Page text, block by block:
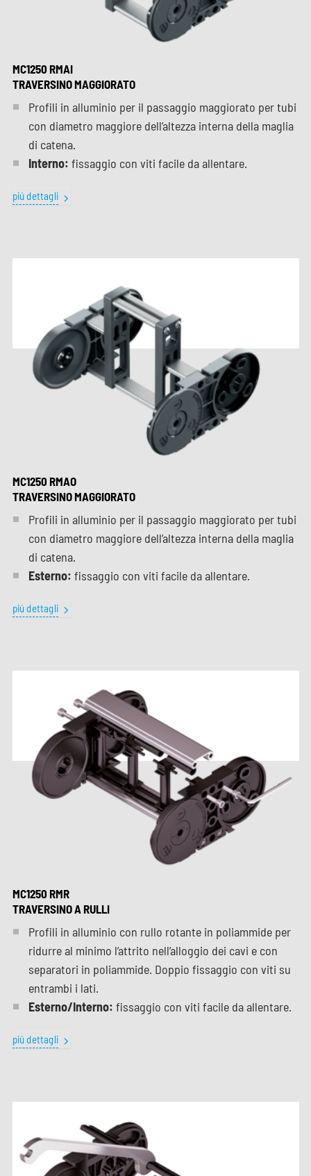
MC1250 RMAI
TRAVERSINO MAGGIORATO
Profili in alluminio per il passaggio maggiorato per tubi
con diametro maggiore dell’altezza interna della maglia
di catena.
Interno: fissaggio con viti facile da allentare.
piú dettagli
MC1250 RMAO
TRAVERSINO MAGGIORATO
Profili in alluminio per il passaggio maggiorato per tubi
con diametro maggiore dell’altezza interna della maglia
di catena.
Esterno: fissaggio con viti facile da allentare.
piú dettagli
MC1250 RMR
TRAVERSINO A RULLI
Profili in alluminio con rullo rotante in poliammide per
ridurre al minimo l’attrito nell’alloggio dei cavi e con
separatori in poliammide. Doppio fissaggio con viti su
entrambi i lati.
Esterno/Interno: fissaggio con viti facile da allentare.
piú dettagli